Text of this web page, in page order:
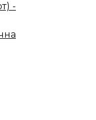
-